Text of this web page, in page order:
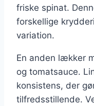
friske spinat.
forskellige
variation.
En anden lækker
og tomatsauce.
konsistens, der
tilfredsstillende.